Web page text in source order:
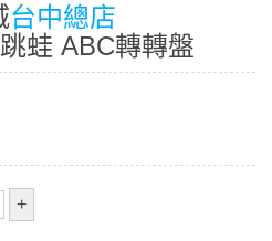
台中總店
蛙 ABC轉轉盤